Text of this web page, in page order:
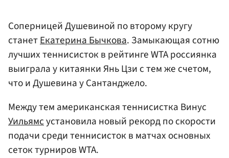
Соперницей Душевиной по второму кругу
станетЕкатерина Бычкова. Замыкающая сотню
лучших теннисисток в рейтинге WTA россиянка
выиграла у китаянки Янь Цзи с тем же счетом,
что и Душевина у Сантанджело.
Между тем американская теннисистка Винус
Уильямсустановила новый рекорд по скорости
подачи среди теннисисток в матчах основных
сеток турниров WTA.